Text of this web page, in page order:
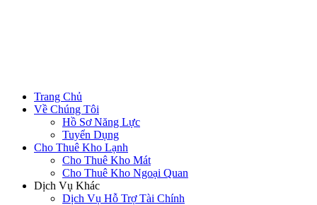
Trang Chủ
Về Chúng Tôi
Hồ Sơ Năng Lực
Tuyển Dụng
Cho Thuê Kho Lạnh
Cho Thuê Kho Mát
Cho Thuê Kho Ngoại Quan
Dịch Vụ Khác
Dịch Vụ Hỗ Trợ Tài Chính